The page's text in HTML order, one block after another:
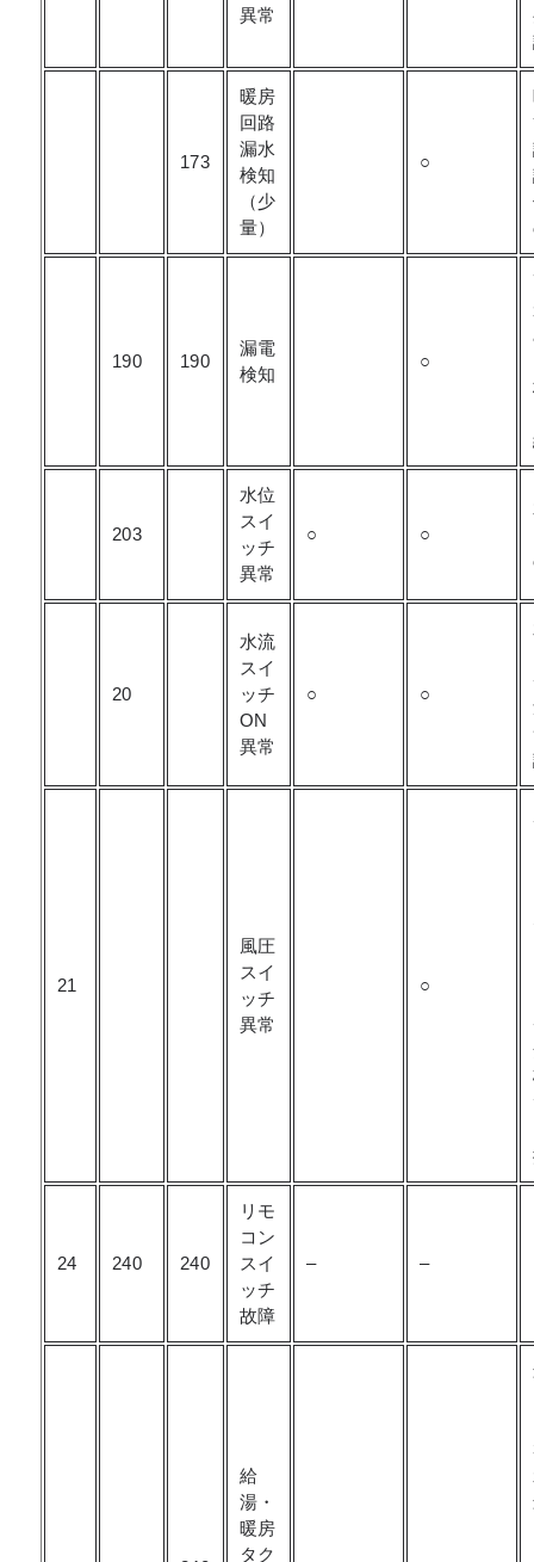
異常
173
暖房
回路
漏水
検知
（少
量）
○
190 190
漏電
検知
○
203
水位
スイ
ッチ
異常
○ ○
20
水流
スイ
ッチ
ON
異常
○ ○
21
風圧
スイ
ッチ
異常
○
24 240 240
リモ
コン
スイ
ッチ
故障
– –
給
湯・
暖房
タク